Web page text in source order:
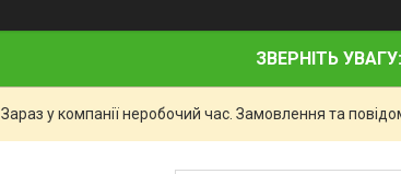
ЗВЕРНІТЬ
Зараз у компанії неробочий час. Замовлення та